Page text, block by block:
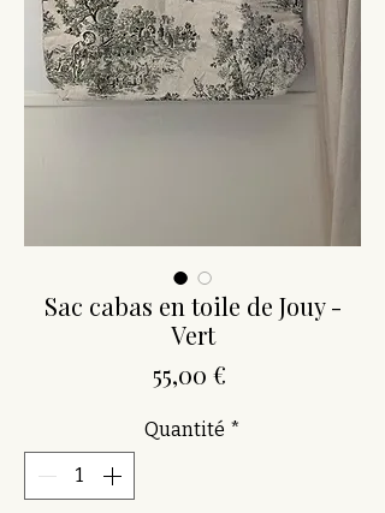
Sac cabas en toile de Jouy -
Vert
55,00 €
Quantité *